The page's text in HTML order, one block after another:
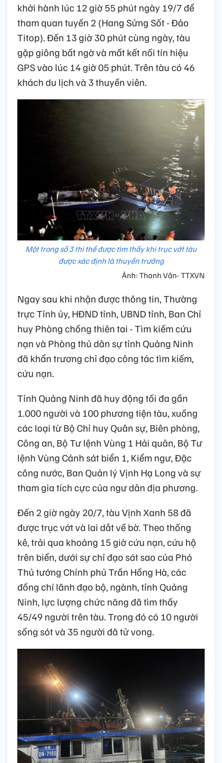
khởi hành lúc 12 giờ 55 phút ngày 19/7 để
tham quan tuyến 2 (Hang Sửng Sốt - Đảo
Titop). Đến 13 giờ 30 phút cùng ngày, tàu
gặp giông bất ngờ và mất kết nối tín hiệu
GPS vào lúc 14 giờ 05 phút. Trên tàu có 46
khách du lịch và 3 thuyền viên.
Một trong số 3 thi thể được tìm thấy khi trục vớt tàu
được xác định là thuyền trưởng
Ảnh: Thanh Vân- TTXVN
Ngay sau khi nhận được thông tin, Thường
trực Tỉnh ủy, HĐND tỉnh, UBND tỉnh, Ban Chỉ
huy Phòng chống thiên tai - Tìm kiếm cứu
nạn và Phòng thủ dân sự tỉnh Quảng Ninh
đã khẩn trương chỉ đạo công tác tìm kiếm,
cứu nạn.
Tỉnh Quảng Ninh đã huy động tối đa gần
1.000 người và 100 phương tiện tàu, xuồng
các loại từ Bộ Chỉ huy Quân sự, Biên phòng,
Công an, Bộ Tư lệnh Vùng 1 Hải quân, Bộ Tư
lệnh Vùng Cảnh sát biển 1, Kiểm ngư, Đặc
công nước, Ban Quản lý Vịnh Hạ Long và sự
tham gia tích cực của ngư dân địa phương.
Đến 2 giờ ngày 20/7, tàu Vịnh Xanh 58 đã
được trục vớt và lai dắt về bờ. Theo thống
kê, trải qua khoảng 15 giờ cứu nạn, cứu hộ
trên biển, dưới sự chỉ đạo sát sao của Phó
Thủ tướng Chính phủ Trần Hồng Hà, các
đồng chí lãnh đạo bộ, ngành, tỉnh Quảng
Ninh, lực lượng chức năng đã tìm thấy
45/49 người trên tàu. Trong đó có 10 người
sống sót và 35 người đã tử vong.